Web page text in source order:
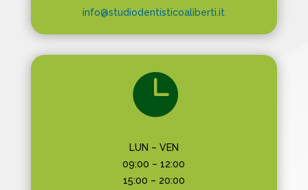
info@studiodentisticoaliberti.it

LUN – VEN
09:00 – 12:00
15:00 – 20:00